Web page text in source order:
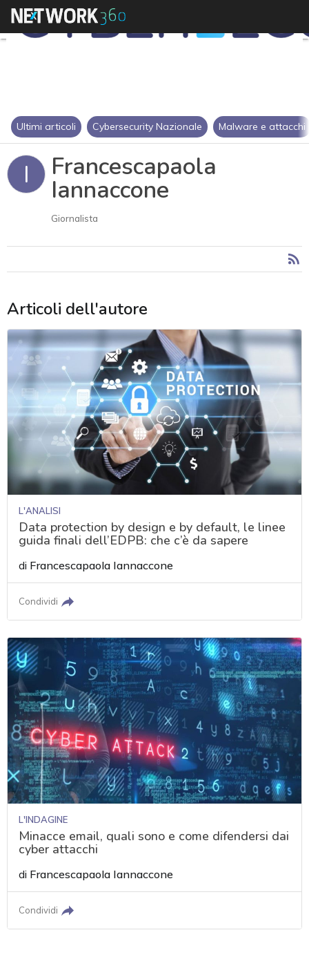
Ultimi articoli Cybersecurity Nazionale Malware e attacchi
I Francescapaola
Iannaccone
Giornalista
Articoli dell'autore
L'ANALISI
Data protection by design e by default, le linee
guida finali dell’EDPB: che c’è da sapere
di Francescapaola Iannaccone
Condividi
L'INDAGINE
Minacce email, quali sono e come difendersi dai
cyber attacchi
di Francescapaola Iannaccone
Condividi